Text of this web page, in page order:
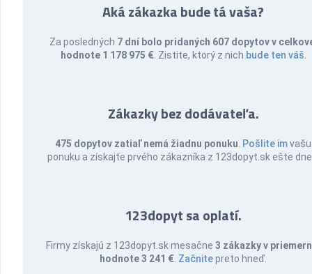
Aká zákazka bude tá vaša?
Za posledných 7 dní bolo pridaných 607 dopytov v
hodnote 1 178 975 € . Zistite, ktorý z nich bude ten váš
Zákazky bez dodávateľa.
475 dopytov zatiaľ nemá žiadnu ponuku Pošlite imvašu
ponuku a získajte prvého zákazníka z 123dopyt.sk ešte
123dopyt sa oplatí.
Firmy získajú z 123dopyt.sk mesačne3 zákazky v
hodnote 3 241 € Začnitepreto hneď.